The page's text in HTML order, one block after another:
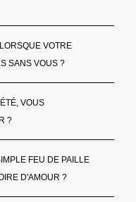
VOTRE
SANS VOUS ?
VOUS
?
FEU DE PAILLE
D'AMOUR ?